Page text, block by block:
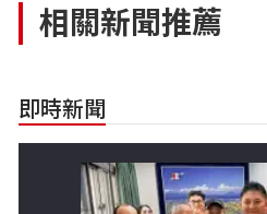
相關新聞推薦
即時新聞